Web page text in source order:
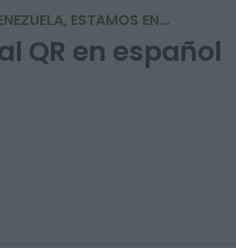
ESTAMOS EN...
QR en español